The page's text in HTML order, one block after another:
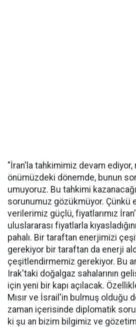
"İran'la tahkimimiz devam
önümüzdeki dönemde, bunun
umuyoruz. Bu tahkimi
sorunumuz gözükmüyor. Çünkü
verilerimiz güçlü, fiyatlarımız
uluslararası fiyatlarla
pahalı. Bir taraftan enerjimizi
gerekiyor bir taraftan da enerji
çeşitlendirmemiz gerekiyor. Bu
Irak'taki doğalgaz sahalarının
için yeni bir kapı açılacak.
Mısır ve İsrail'in bulmuş olduğu
zaman içerisinde diplomatik
ki şu an bizim bilgimiz ve